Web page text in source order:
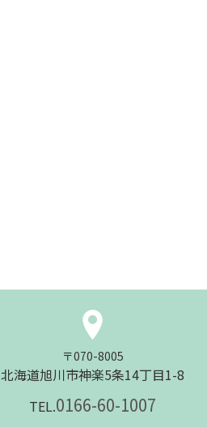
〒070-8005
北海道旭川市神楽5条14丁目1-8
TEL.0166-60-1007